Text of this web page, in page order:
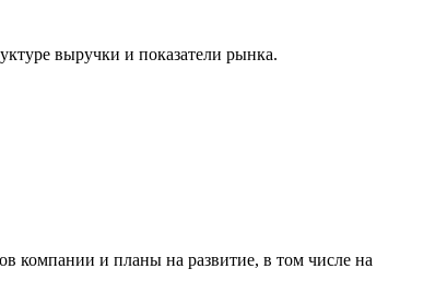
выручки и показатели рынка.
компании и планы на развитие, в том числе на